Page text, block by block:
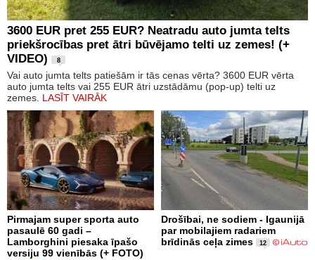
3600 EUR pret 255 EUR? Neatradu auto jumta telts
priekšrocības pret ātri būvējamo telti uz zemes! (+
VIDEO)
8
Vai auto jumta telts patiešām ir tās cenas vērta? 3600 EUR vērta
auto jumta telts vai 255 EUR ātri uzstādāmu (pop-up) telti uz
zemes. LASĪT VAIRĀK
Pirmajam super sporta auto
pasaulē 60 gadi –
Lamborghini piesaka īpašo
versiju 99 vienībās (+ FOTO)
Drošībai, ne sodiem - Igaunijā
par mobilajiem radariem
brīdinās ceļa zimes
12